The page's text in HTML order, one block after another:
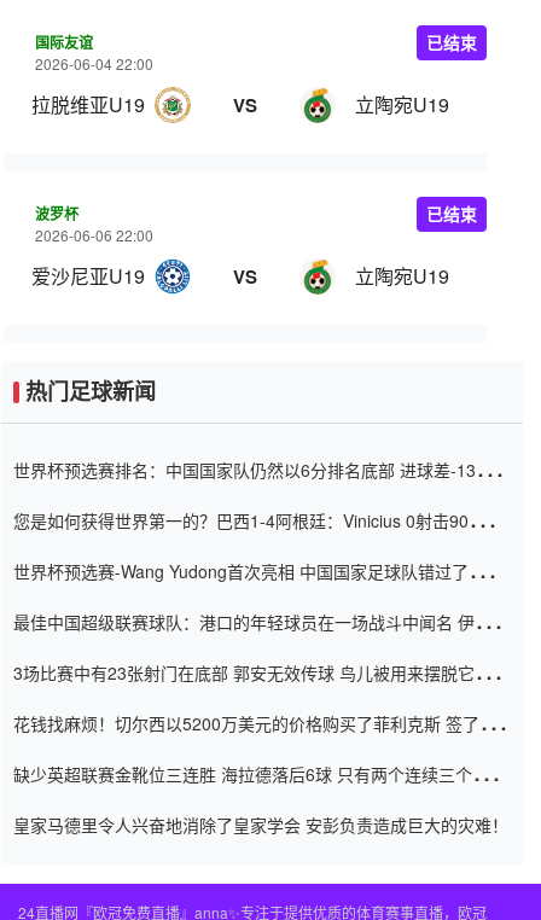
国际友谊
2026-06-04 22:00
拉脱维亚U19 VS 立陶宛U19
已结束
波罗杯
2026-06-06 22:00
爱沙尼亚U19 VS 立陶宛U19
已结束
热门足球新闻
世界杯预选赛排名：中国国家队仍然以6分排名底部 进球差-13令人
您是如何获得世界第一的？巴西1-4阿根廷：Vinicius 0射击90分钟
世界杯预选赛-Wang Yudong首次亮相 中国国家足球队错过了世界
最佳中国超级联赛球队：港口的年轻球员在一场战斗中闻名 伊万放
3场比赛中有23张射门在底部 郭安无效传球 鸟儿被用来摆脱它
花钱找麻烦！切尔西以5200万美元的价格购买了菲利克斯 签了7年
缺少英超联赛金靴位三连胜 海拉德落后6球 只有两个连续三个连续
皇家马德里令人兴奋地消除了皇家学会 安彭负责造成巨大的灾难！
24直播网『欧冠免费直播』anna✨专注于提供优质的体育赛事直播，欧冠